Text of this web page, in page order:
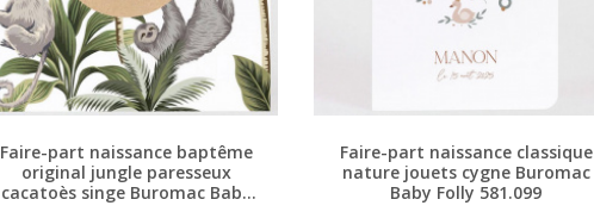
Faire-part naissance baptême
original jungle paresseux
cacatoès singe Buromac Baby
Faire-part naissance classique
nature jouets cygne Buromac
Baby Folly 581.099